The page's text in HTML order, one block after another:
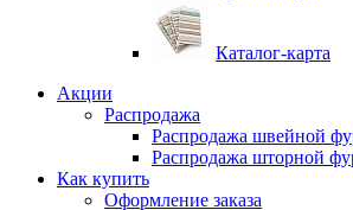
Каталог-карта
Акции
Распродажа
Распродажа швейной
Распродажа шторной
Как купить
Оформление заказа